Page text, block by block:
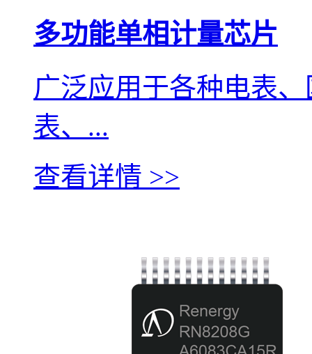
多功能单相计量芯片
广泛应用于各种电表
表、...
查看详情 >>